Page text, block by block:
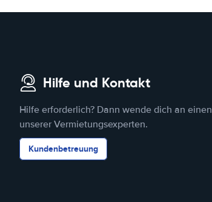
Hilfe und Kontakt
Hilfe erforderlich? Dann wende dich an einen
unserer Vermietungsexperten.
Kundenbetreuung